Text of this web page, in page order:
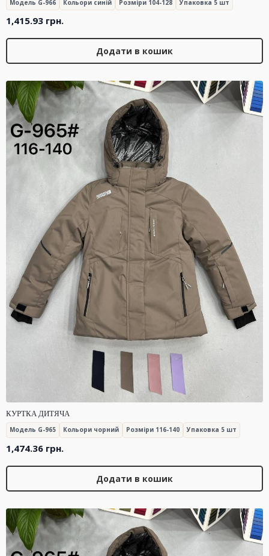
Модель G-966 Кольори синій Розміри 104-128 Упаковка 5 шт
1,415.93 грн.
Додати в кошик
КУРТКА ДИТЯЧА
Модель G-965 Кольори чорний Розміри 116-140 Упаковка 5 шт
1,474.36 грн.
Додати в кошик